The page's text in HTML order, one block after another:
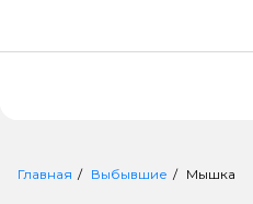
Главная Выбывшие Мышка